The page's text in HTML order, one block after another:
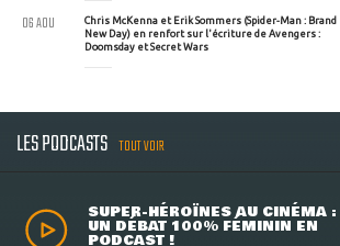
Chris McKenna et Erik Sommers (Spider-Man : Brand
New Day) en renfort sur l'écriture de Avengers :
Doomsday et Secret Wars
06 AOU
LES PODCASTS TOUT VOIR
SUPER-HÉROÏNES AU CINÉMA :
UN DÉBAT 100% FÉMININ EN
PODCAST !